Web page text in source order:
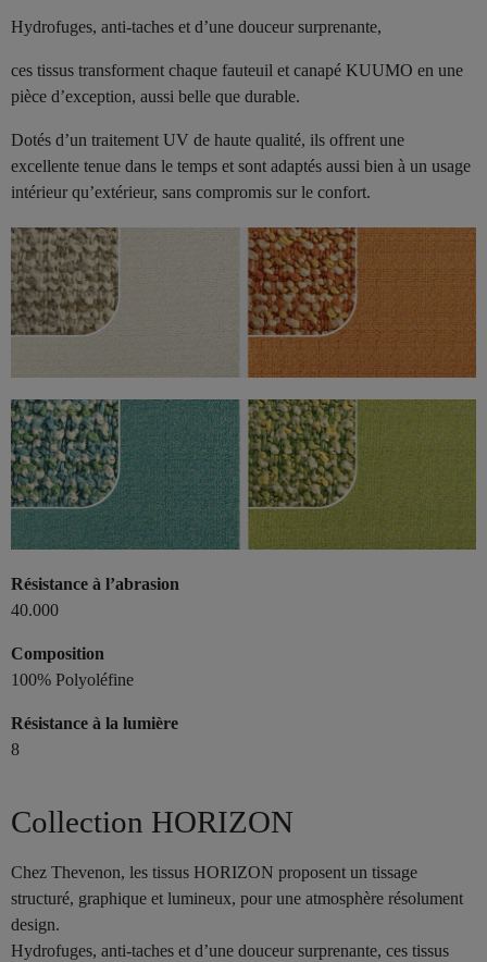
Hydrofuges, anti-taches et d’une douceur surprenante,
ces tissus transforment chaque fauteuil et canapé KUUMO en une
pièce d’exception, aussi belle que durable.
Dotés d’un traitement UV de haute qualité, ils offrent une
excellente tenue dans le temps et sont adaptés aussi bien à un usage
intérieur qu’extérieur, sans compromis sur le confort.
Résistance à l’abrasion
40.000
Composition
100% Polyoléfine
Résistance à la lumière
8
Collection HORIZON
Chez Thevenon, les tissus HORIZON proposent un tissage
structuré, graphique et lumineux, pour une atmosphère résolument
design.
Hydrofuges, anti-taches et d’une douceur surprenante, ces tissus